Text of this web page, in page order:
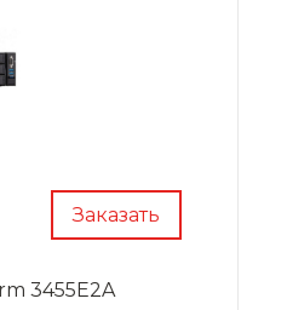
Заказать
3455E2A